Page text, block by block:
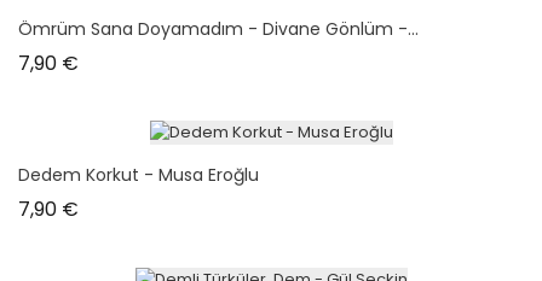
Ömrüm Sana Doyamadım - Divane Gönlüm -...
7,90 €
Dedem Korkut - Musa Eroğlu
7,90 €